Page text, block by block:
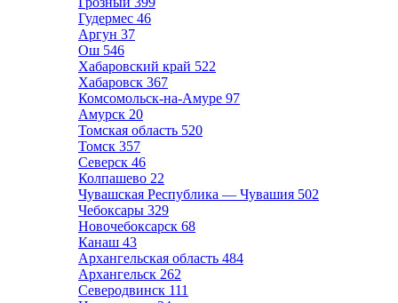
Гудермес 46
Аргун 37
Ош 546
Хабаровский край 522
Хабаровск 367
Комсомольск-на-Амуре 97
Амурск 20
Томская область 520
Томск 357
Северск 46
Колпашево 22
Чувашская Республика — Чувашия 502
Чебоксары 329
Новочебоксарск 68
Канаш 43
Архангельская область 484
Архангельск 262
Северодвинск 111